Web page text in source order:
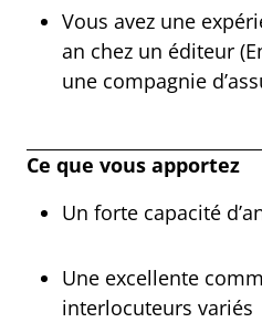
Vous avez une
an chez un éditeur
une compagnie
Ce que vous apportez
Un forte capacité
Une excellente
interlocuteurs variés